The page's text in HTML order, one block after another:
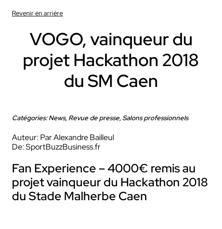
Revenir en arrière
VOGO, vainqueur du
projet Hackathon 2018
du SM Caen
Catégories: News, Revue de presse, Salons professionnels
Auteur: Par Alexandre Bailleul
De: SportBuzzBusiness.fr
Fan Experience – 4000€ remis au
projet vainqueur du Hackathon 2018
du Stade Malherbe Caen